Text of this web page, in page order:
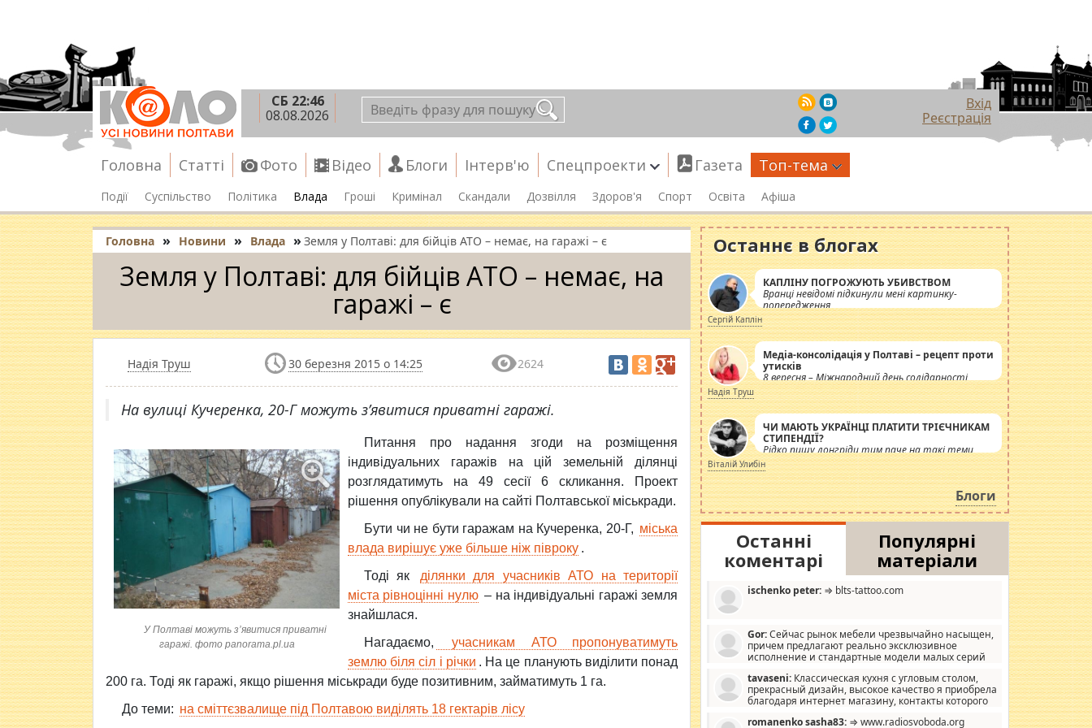
СБ 22:46
08.08.2026
Вхід
Реєстрація
Головна Статті Фото Відео Блоги Інтерв'ю Спецпроекти Газета Топ-тема
Події Суспільство Політика Влада Гроші Кримінал Скандали Дозвілля Здоров'я Спорт Освіта Афіша
Головна » Новини » Влада » Земля у Полтаві: для бійців АТО – немає, на гаражі – є
Земля у Полтаві: для бійців АТО – немає, на
гаражі – є
Надія Труш 30 березня 2015 о 14:25 2624
На вулиці Кучеренка, 20-Г можуть з’явитися приватні гаражі.
У Полтаві можуть з’явитися приватні
гаражі. фото panorama.pl.ua
Питання про надання згоди на розміщення
індивідуальних гаражів на цій земельній ділянці
розглядатимуть на 49 сесії 6 скликання. Проект
рішення опублікували на сайті Полтавської міськради.
Бути чи не бути гаражам на Кучеренка, 20-Г, міська
влада вирішує уже більше ніж півроку .
Тоді як
ділянки для учасників АТО на території
міста рівноцінні нулю – на індивідуальні гаражі земля
знайшлася.
Нагадаємо,
учасникам АТО пропонуватимуть
землю біля сіл і річки . На це планують виділити понад
200 га. Тоді як гаражі, якщо рішення міськради буде позитивним, займатимуть 1 га.
До теми: на сміттєзвалище під Полтавою виділять 18 гектарів лісу
Останнє в блогах
КАПЛІНУ ПОГРОЖУЮТЬ УБИВСТВОМ
Вранці невідомі підкинули мені картинку-
попередження
Сергій Каплін
Медіа-консолідація у Полтаві – рецепт проти
утисків
8 вересня – Міжнародний день солідарності
журналістів.
Надія Труш
ЧИ МАЮТЬ УКРАЇНЦІ ПЛАТИТИ ТРІЄЧНИКАМ
СТИПЕНДІЇ?
Рідко пишу лонгріди тим паче на такі теми,
але вже просто дістало! Обурюють сьогоднішні
інсенуації навколо стипендіального питання.
Штучно роздувається ще одна соціальна
катастрофа.
Віталій Улибін
Блоги
Останні
коментарі
Популярні
матеріали
ischenko peter: ⇒ blts-tattoo.com
Gor:Сейчас рынок мебели чрезвычайно насыщен,
причем предлагают реально эксклюзивное
исполнение и стандартные модели малых серий
дизайну, мало походит на стандартные формы, в MebelOk,
креативненько и что главное - со вкусом все в порядке,
без ненужных наворотов удорожающих мебель, а это не
tavaseni: Классическая кухня с угловым столом,
прекрасный дизайн, высокое качество я приобрела
благодаря интернет магазину, контакты которого
romanenko sasha83: ⇒ www.radiosvoboda.org